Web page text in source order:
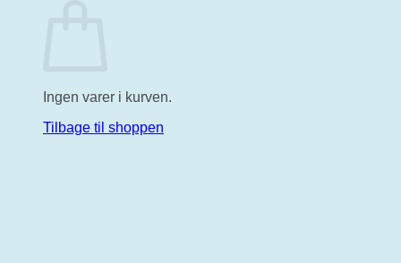
Ingen varer i kurven.
Tilbage til shoppen